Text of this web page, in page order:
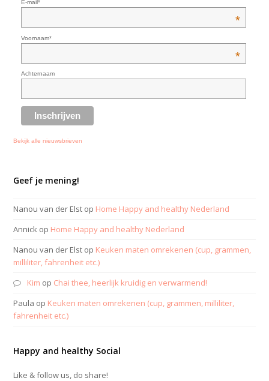
E-mail*
*
Voornaam*
*
Achternaam
Bekijk alle nieuwsbrieven
Geef je mening!
Nanou van der Elst op Home Happy and healthy Nederland
Annick op Home Happy and healthy Nederland
Nanou van der Elst op Keuken maten omrekenen (cup, grammen,
milliliter, fahrenheit etc.)
Kim op Chai thee, heerlijk kruidig en verwarmend!
Paula op Keuken maten omrekenen (cup, grammen, milliliter,
fahrenheit etc.)
Happy and healthy Social
Like & follow us, do share!